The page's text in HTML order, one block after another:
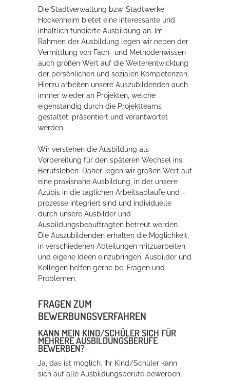
Die Stadtverwaltung bzw. Stadtwerke
Hockenheim bietet eine interessante und
inhaltlich fundierte Ausbildung an. Im
Rahmen der Ausbildung legen wir neben der
Vermittlung von Fach- und Methodenwissen
auch großen Wert auf die Weiterentwicklung
der persönlichen und sozialen Kompetenzen.
Hierzu arbeiten unsere Auszubildenden auch
immer wieder an Projekten, welche
eigenständig durch die Projektteams
gestaltet, präsentiert und verantwortet
werden.
Wir verstehen die Ausbildung als
Vorbereitung für den späteren Wechsel ins
Berufsleben. Daher legen wir großen Wert auf
eine praxisnahe Ausbildung, in der unsere
Azubis in die täglichen Arbeitsabläufe und –
prozesse integriert sind und individuelle
durch unsere Ausbilder und
Ausbildungsbeauftragten betreut werden.
Die Auszubildenden erhalten die Möglichkeit,
in verschiedenen Abteilungen mitzuarbeiten
und eigene Ideen einzubringen. Ausbilder und
Kollegen helfen gerne bei Fragen und
Problemen.
FRAGEN ZUM
BEWERBUNGSVERFAHREN
KANN MEIN KIND/SCHÜLER SICH FÜR
MEHRERE AUSBILDUNGSBERUFE
BEWERBEN?
Ja, das ist möglich. Ihr Kind/Schüler kann
sich auf alle Ausbildungsberufe bewerben,